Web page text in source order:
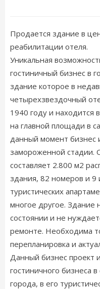
Продается здание в
реабилитации отеля.
Уникальная
гостиничный бизнес в
здание которое в
четырехзвездочный
1940 году и находится
на главной площади в
данный момент бизнес
замороженной
составляет 2.800 м2
здания, 82 номеров и
туристических
многое другое. Здание
состоянии и не
ремонте. Необходима
перепланировка и
Данный бизнес проект
гостиничного бизнеса
города, в его